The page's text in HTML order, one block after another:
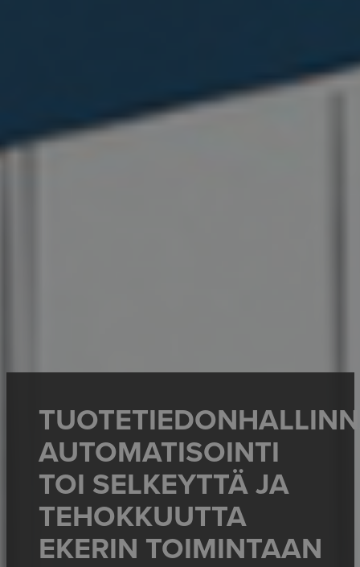
AUTOMATISOINTI
TOI SELKEYTTÄ JA
TEHOKKUUTTA
EKERIN TOIMINTAAN